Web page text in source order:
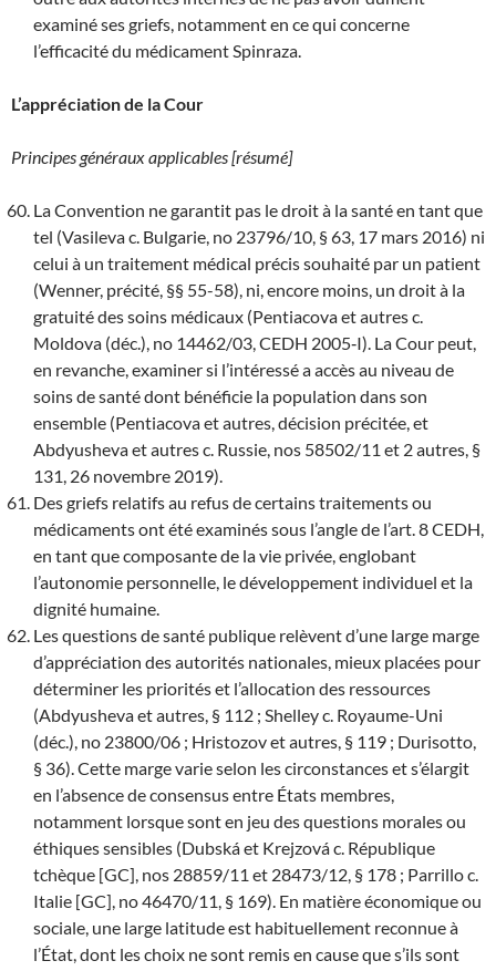
examiné ses griefs, notamment en ce qui concerne
l’efficacité du médicament Spinraza.
L’appréciation de la Cour
Principes généraux applicables [résumé]
La Convention ne garantit pas le droit à la santé en tant que
tel (Vasileva c. Bulgarie, no 23796/10, § 63, 17 mars 2016) ni
celui à un traitement médical précis souhaité par un patient
(Wenner, précité, §§ 55-58), ni, encore moins, un droit à la
gratuité des soins médicaux (Pentiacova et autres c.
Moldova (déc.), no 14462/03, CEDH 2005‑I). La Cour peut,
en revanche, examiner si l’intéressé a accès au niveau de
soins de santé dont bénéficie la population dans son
ensemble (Pentiacova et autres, décision précitée, et
Abdyusheva et autres c. Russie, nos 58502/11 et 2 autres, §
131, 26 novembre 2019).
Des griefs relatifs au refus de certains traitements ou
médicaments ont été examinés sous l’angle de l’art. 8 CEDH,
en tant que composante de la vie privée, englobant
l’autonomie personnelle, le développement individuel et la
dignité humaine.
Les questions de santé publique relèvent d’une large marge
d’appréciation des autorités nationales, mieux placées pour
déterminer les priorités et l’allocation des ressources
(Abdyusheva et autres, § 112 ; Shelley c. Royaume-Uni
(déc.), no 23800/06 ; Hristozov et autres, § 119 ; Durisotto,
§ 36). Cette marge varie selon les circonstances et s’élargit
en l’absence de consensus entre États membres,
notamment lorsque sont en jeu des questions morales ou
éthiques sensibles (Dubská et Krejzová c. République
tchèque [GC], nos 28859/11 et 28473/12, § 178 ; Parrillo c.
Italie [GC], no 46470/11, § 169). En matière économique ou
sociale, une large latitude est habituellement reconnue à
l’État, dont les choix ne sont remis en cause que s’ils sont